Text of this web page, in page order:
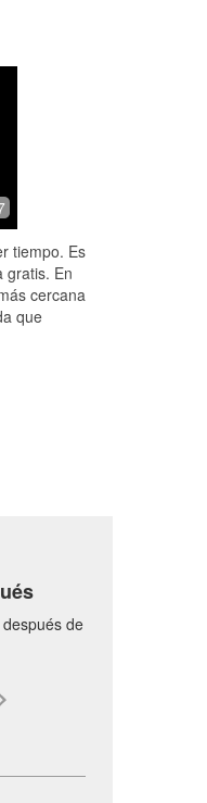
ligh...
tiempo. Es
gratis. En
cercana
que
de